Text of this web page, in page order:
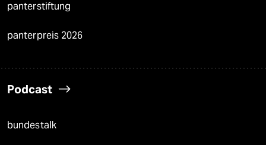
panterstiftung
panterpreis 2026
Podcast
bundestalk